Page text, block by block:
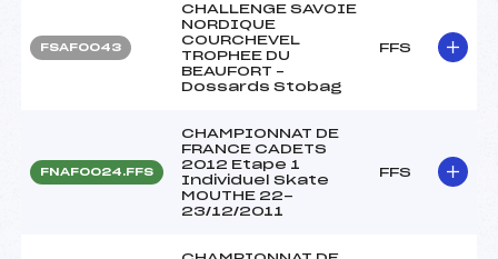
FSAF0043
CHALLENGE SAVOIE
NORDIQUE
COURCHEVEL
TROPHEE DU
BEAUFORT –
Dossards Stobag
FFS
FNAF0024.FFS
CHAMPIONNAT DE
FRANCE CADETS
2012 Etape 1
Individuel Skate
MOUTHE 22-
23/12/2011
FFS